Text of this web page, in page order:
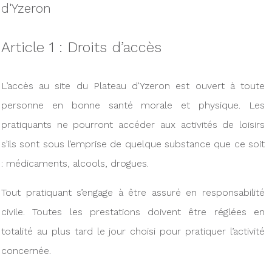
d'Yzeron
Article 1 : Droits d’accès
L’accès au site du Plateau d'Yzeron est ouvert à toute
personne en bonne santé morale et physique. Les
pratiquants ne pourront accéder aux activités de loisirs
s’ils sont sous l’emprise de quelque substance que ce soit
: médicaments, alcools, drogues.
Tout pratiquant s’engage à être assuré en responsabilité
civile. Toutes les prestations doivent être réglées en
totalité au plus tard le jour choisi pour pratiquer l’activité
concernée.